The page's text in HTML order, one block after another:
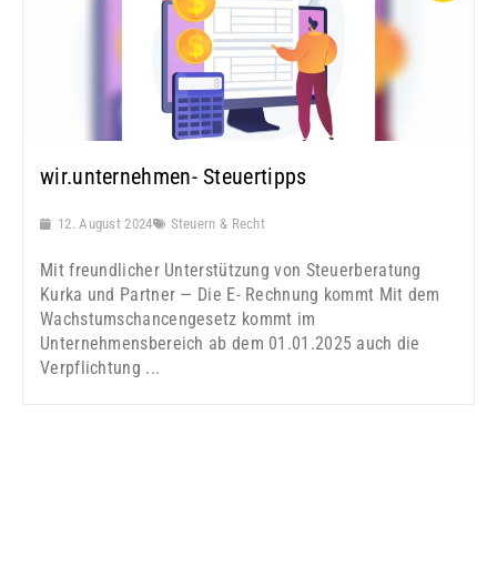
wir.unternehmen- Steuertipps
12. August 2024 Steuern & Recht
Mit freundlicher Unterstützung von Steuerberatung
Kurka und Partner — Die E- Rechnung kommt Mit dem
Wachstumschancengesetz kommt im
Unternehmensbereich ab dem 01.01.2025 auch die
Verpflichtung ...